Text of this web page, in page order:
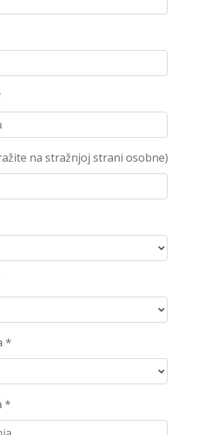
na stražnjoj strani osobne)
*
*